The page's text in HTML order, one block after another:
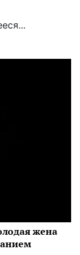
жена